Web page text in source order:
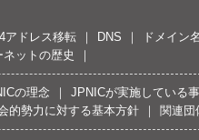
アドレス移転 DNS ドメイン名
ネットの歴史
の理念 JPNICが実施している
的勢力に対する基本方針 関連団